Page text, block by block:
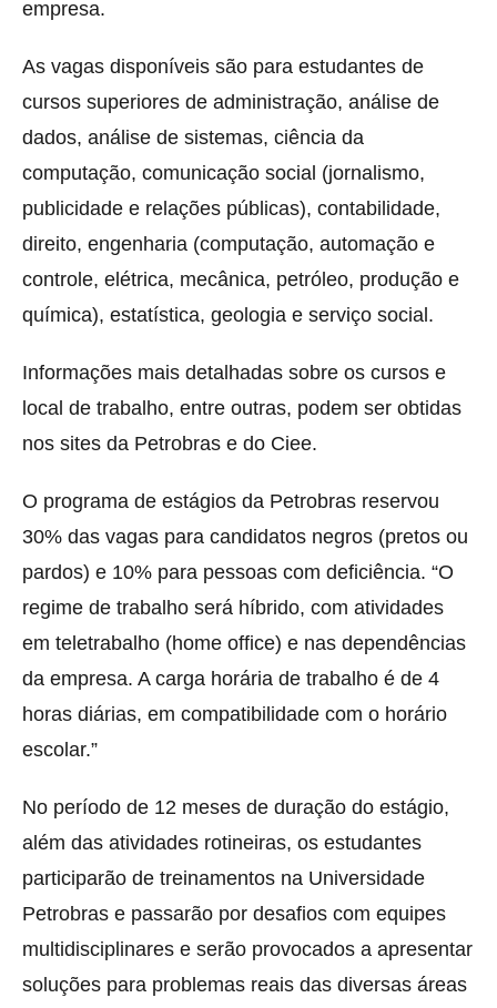
empresa.
As vagas disponíveis são para estudantes de
cursos superiores de administração, análise de
dados, análise de sistemas, ciência da
computação, comunicação social (jornalismo,
publicidade e relações públicas), contabilidade,
direito, engenharia (computação, automação e
controle, elétrica, mecânica, petróleo, produção e
química), estatística, geologia e serviço social.
Informações mais detalhadas sobre os cursos e
local de trabalho, entre outras, podem ser obtidas
nos sites da Petrobras e do Ciee.
O programa de estágios da Petrobras reservou
30% das vagas para candidatos negros (pretos ou
pardos) e 10% para pessoas com deficiência. “O
regime de trabalho será híbrido, com atividades
em teletrabalho (home office) e nas dependências
da empresa. A carga horária de trabalho é de 4
horas diárias, em compatibilidade com o horário
escolar.”
No período de 12 meses de duração do estágio,
além das atividades rotineiras, os estudantes
participarão de treinamentos na Universidade
Petrobras e passarão por desafios com equipes
multidisciplinares e serão provocados a apresentar
soluções para problemas reais das diversas áreas